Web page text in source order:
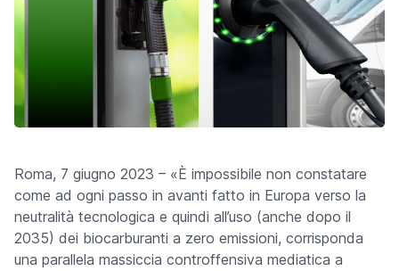
Roma, 7 giugno 2023 – «È impossibile non constatare
come ad ogni passo in avanti fatto in Europa verso la
neutralità tecnologica e quindi all’uso (anche dopo il
2035) dei biocarburanti a zero emissioni, corrisponda
una parallela massiccia controffensiva mediatica a